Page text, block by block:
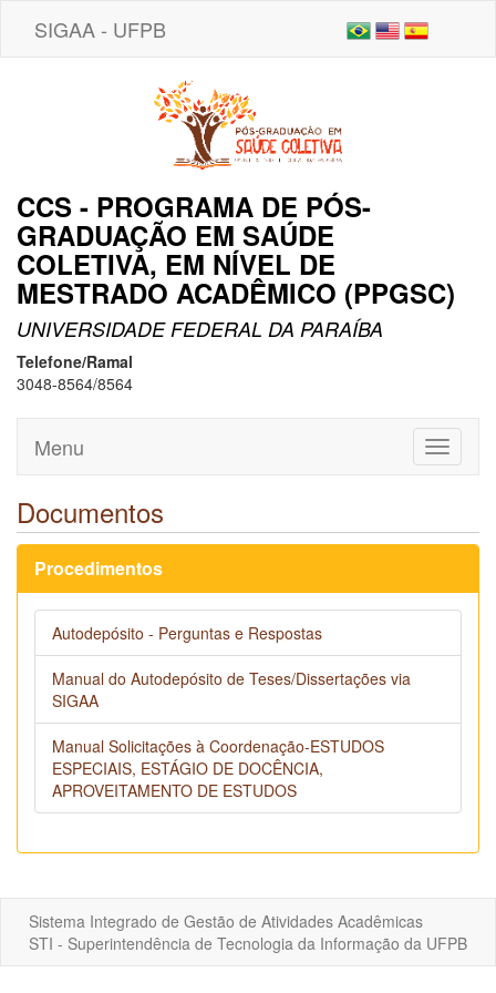
SIGAA - UFPB
CCS - PROGRAMA DE PÓS-
GRADUAÇÃO EM SAÚDE
COLETIVA, EM NÍVEL DE
MESTRADO ACADÊMICO (PPGSC)
UNIVERSIDADE FEDERAL DA PARAÍBA
Telefone/Ramal
3048-8564/8564
Toggle
Menu
Documentos
Procedimentos
Autodepósito - Perguntas e Respostas
Manual do Autodepósito de Teses/Dissertações via
SIGAA
Manual Solicitações à Coordenação-ESTUDOS
ESPECIAIS, ESTÁGIO DE DOCÊNCIA,
APROVEITAMENTO DE ESTUDOS
Sistema Integrado de Gestão de Atividades Acadêmicas
STI - Superintendência de Tecnologia da Informação da UFPB